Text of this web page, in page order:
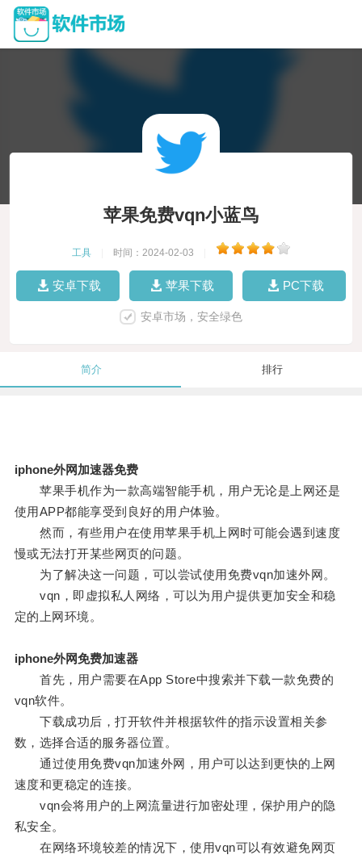
苹果免费vqn小蓝鸟
工具 时间：2024-02-03
安卓下载 苹果下载 PC下载
安卓市场，安全绿色
简介 排行
iphone外网加速器免费
苹果手机作为一款高端智能手机，用户无论是上网还是
使用APP都能享受到良好的用户体验。
然而，有些用户在使用苹果手机上网时可能会遇到速度
慢或无法打开某些网页的问题。
为了解决这一问题，可以尝试使用免费vqn加速外网。
vqn，即虚拟私人网络，可以为用户提供更加安全和稳
定的上网环境。
iphone外网免费加速器
首先，用户需要在App Store中搜索并下载一款免费的
vqn软件。
下载成功后，打开软件并根据软件的指示设置相关参
数，选择合适的服务器位置。
通过使用免费vqn加速外网，用户可以达到更快的上网
速度和更稳定的连接。
vqn会将用户的上网流量进行加密处理，保护用户的隐
私安全。
在网络环境较差的情况下，使用vqn可以有效避免网页